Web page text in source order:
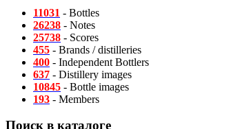
11031 - Bottles
26238 - Notes
25738 - Scores
455 - Brands / distilleries
400 - Independent Bottlers
637 - Distillery images
10845 - Bottle images
193 - Members
Поиск в каталоге